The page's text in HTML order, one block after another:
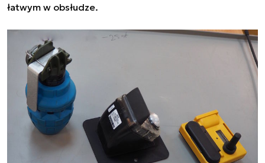
łatwym w obsłudze.